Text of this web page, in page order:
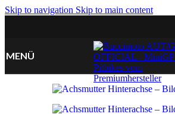
Skip to navigation Skip to main content
MENÜ